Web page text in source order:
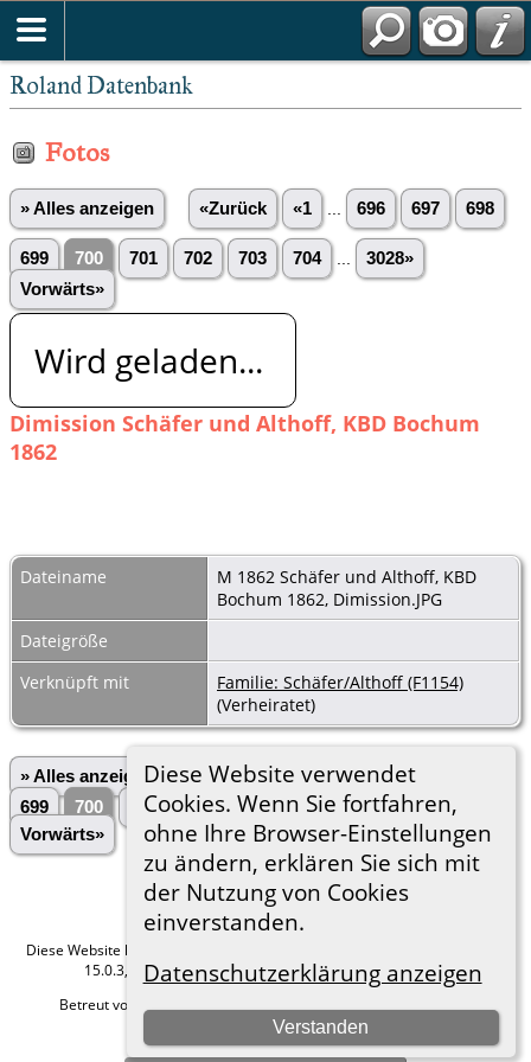
Roland Datenbank
Diese Website verwendet
Cookies. Wenn Sie fortfahren,
ohne Ihre Browser-Einstellungen
zu ändern, erklären Sie sich mit
der Nutzung von Cookies
einverstanden.
Datenschutzerklärung anzeigen
Verstanden
Fotos
» Alles anzeigen «Zurück «1 696 697 698
699 700 701 702 703 704
3028»
Vorwärts»
Wird geladen...
Dimission Schäfer und Althoff, KBD Bochum
1862
Dateiname
M 1862 Schäfer und Althoff, KBD
Bochum 1862, Dimission.JPG
Dateigröße
Verknüpft mit
Familie: Schäfer/Althoff (F1154)
(Verheiratet)
» Alles anzeigen «Zurück «1 ... 696 697
699
700 701 702 703 704 ... 3028»
Vorwärts»
Diese Website läuft mit
15.0.3, programmiert von Darrin Lythgoe © 2001-2026.
Betreut von
Hier geht es zum Impressum